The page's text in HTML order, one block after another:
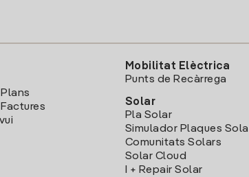
Mobilitat Elèctrica
Punts de Recàrrega
Solar
Pla Solar
Simulador Plaques
Comunitats Solars
Solar Cloud
I + Repair Solar